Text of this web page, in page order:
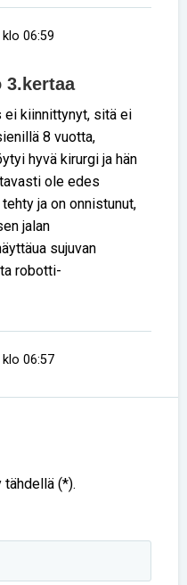
06:59
3.kertaa
ei kiinnittynyt, sitä ei
8 vuotta,
hyvä kirurgi ja hän
ole edes
ja on onnistunut,
jalan
sujuvan
robotti-
06:57
(*).